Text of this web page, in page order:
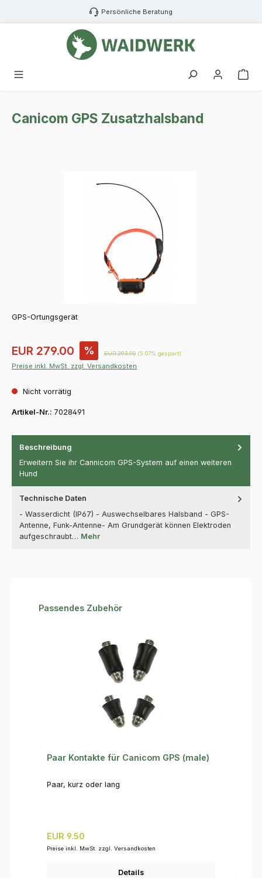
Zum Hauptinhalt springen Persönliche Beratung
Canicom GPS Zusatzhalsband
GPS-Ortungsgerät
Verkaufspreis:
EUR 279.00 % Regulärer Preis:
EUR 293.90 (5.07% gespart)
Preise inkl. MwSt. zzgl. Versandkosten
Nicht vorrätig
Artikel-Nr.: 7028491
Beschreibung
Erweitern Sie ihr Cannicom GPS-System auf einen weiteren
Hund
Technische Daten
- Wasserdicht (IP67) - Auswechselbares Halsband - GPS-
Antenne, Funk-Antenne- Am Grundgerät können Elektroden
aufgeschraubt… Mehr
Produktgalerie überspringen
Passendes Zubehör
Paar Kontakte für Canicom GPS (male)
Paar, kurz oder lang
Regulärer Preis:
EUR 9.50
Preise inkl. MwSt. zzgl. Versandkosten
Details